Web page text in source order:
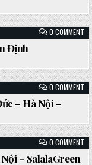
BỘ
HÀ
–
0 COMMENTON
ĐỒI
Định
0 COMMENTON
–
HÀ
– Hà Nội –
0 COMMENTON
– SalalaGreen